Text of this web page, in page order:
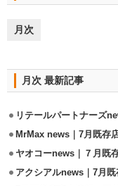
月次
月次 最新記事
アクシアルnews｜7月